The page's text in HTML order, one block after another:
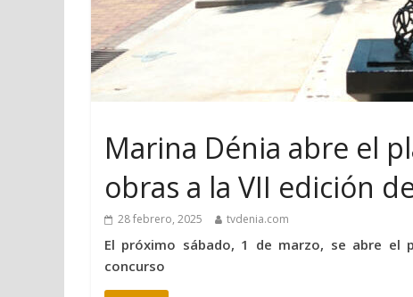
Marina Dénia abre el
obras a la VII edición
28 febrero, 2025 tvdenia.com
El próximo sábado, 1 de marzo, se abre el
concurso